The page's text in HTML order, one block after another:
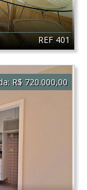
REF 401
R$ 720.000,00